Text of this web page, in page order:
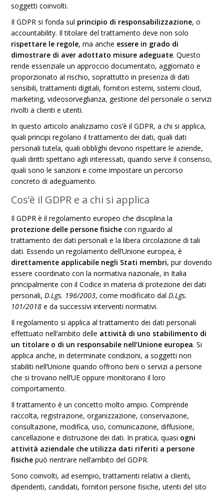
soggetti coinvolti.
Il GDPR si fonda sul principio di responsabilizzazione, o
accountability. Il titolare del trattamento deve non solo
rispettare le regole, ma anche essere in grado di
dimostrare di aver adottato misure adeguate. Questo
rende essenziale un approccio documentato, aggiornato e
proporzionato al rischio, soprattutto in presenza di dati
sensibili, trattamenti digitali, fornitori esterni, sistemi cloud,
marketing, videosorveglianza, gestione del personale o servizi
rivolti a clienti e utenti.
In questo articolo analizziamo cos’è il GDPR, a chi si applica,
quali principi regolano il trattamento dei dati, quali dati
personali tutela, quali obblighi devono rispettare le aziende,
quali diritti spettano agli interessati, quando serve il consenso,
quali sono le sanzioni e come impostare un percorso
concreto di adeguamento.
Cos’è il GDPR e a chi si applica
Il GDPR è il regolamento europeo che disciplina la
protezione delle persone fisiche con riguardo al
trattamento dei dati personali e la libera circolazione di tali
dati. Essendo un regolamento dell’Unione europea, è
direttamente applicabile negli Stati membri, pur dovendo
essere coordinato con la normativa nazionale, in Italia
principalmente con il Codice in materia di protezione dei dati
personali,D.Lgs. 196/2003, come modificato dalD.Lgs.
101/2018 e da successivi interventi normativi.
Il regolamento si applica al trattamento dei dati personali
effettuato nell’ambito delle attività di uno stabilimento di
un titolare o di un responsabile nell’Unione europea. Si
applica anche, in determinate condizioni, a soggetti non
stabiliti nell’Unione quando offrono beni o servizi a persone
che si trovano nell’UE oppure monitorano il loro
comportamento.
Il trattamento è un concetto molto ampio. Comprende
raccolta, registrazione, organizzazione, conservazione,
consultazione, modifica, uso, comunicazione, diffusione,
cancellazione e distruzione dei dati. In pratica, quasi ogni
attività aziendale che utilizza dati riferiti a persone
fisiche può rientrare nell’ambito del GDPR.
Sono coinvolti, ad esempio, trattamenti relativi a clienti,
dipendenti, candidati, fornitori persone fisiche, utenti del sito